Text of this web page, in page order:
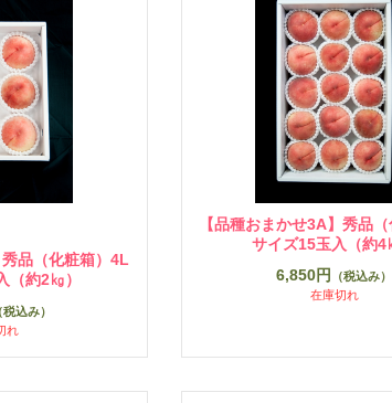
秀品（化粧箱）4L
約2㎏）
税込み）
れ
【品種おまかせ3A】秀品
サイズ15玉入（約4
6,850円
（税込み）
在庫切れ